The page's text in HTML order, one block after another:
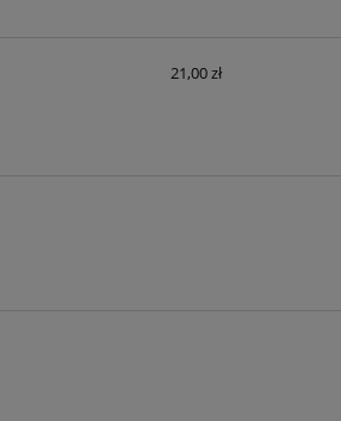
ewentualnych kosztów21,00 zł